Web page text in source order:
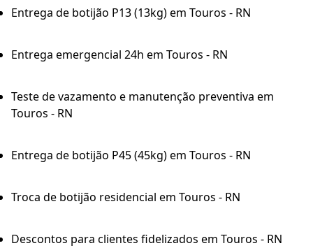
Entrega de botijão P13 (13kg) em Touros - RN
Entrega emergencial 24h em Touros - RN
Teste de vazamento e manutenção preventiva em
Touros - RN
Entrega de botijão P45 (45kg) em Touros - RN
Troca de botijão residencial em Touros - RN
Descontos para clientes fidelizados em Touros - RN